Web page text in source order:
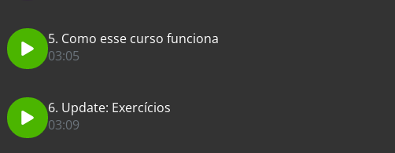
5. Como esse curso funciona
03:05
6. Update: Exercícios
03:09